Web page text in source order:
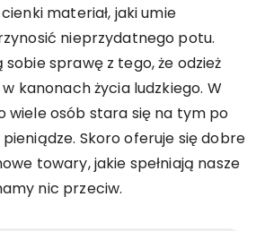
materiał, jaki umie
nieprzydatnego potu.
sprawę z tego, że odzież
kanonach życia ludzkiego. W
wiele osób stara się na tym po
Skoro oferuje się dobre
towary, jakie spełniają nasze
nic przeciw.